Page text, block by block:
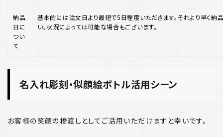
納品
日に
つい
て
基本的には注文日より最短で5日程度いただきます。それより早く
い。状況によっては可能な場合もございます。
名入れ彫刻・似顔絵ボトル活用シーン
お客様の笑顔の橋渡しとしてご活用いただけますと幸いです。